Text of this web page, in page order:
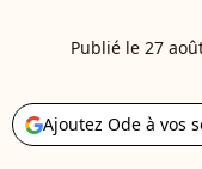
Publié le 27
Ajoutez Ode à vos